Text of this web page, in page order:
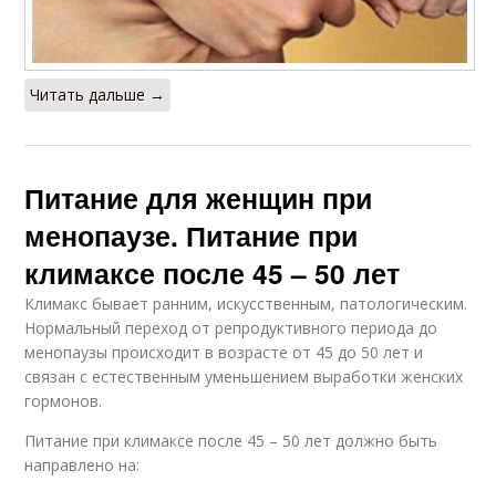
Читать дальше →
Питание для женщин при
менопаузе. Питание при
климаксе после 45 – 50 лет
Климакс бывает ранним, искусственным, патологическим.
Нормальный переход от репродуктивного периода до
менопаузы происходит в возрасте от 45 до 50 лет и
связан с естественным уменьшением выработки женских
гормонов.
Питание при климаксе после 45 – 50 лет должно быть
направлено на: